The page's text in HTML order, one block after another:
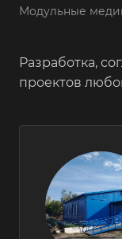
Модульные
Разработка,
проектов